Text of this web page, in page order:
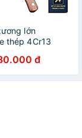
lớn
thép 4Cr13
đ